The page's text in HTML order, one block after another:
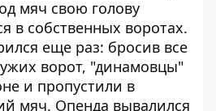
мяч свою голову
в собственных воротах.
еще раз: бросив все
ворот, "динамовцы"
и пропустили в
мяч. Опенда вывалился